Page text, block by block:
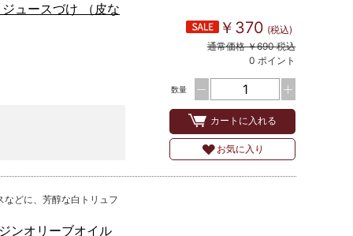
ュースづけ （皮な
￥370 (税込)
通常価格 ￥690 税込
0 ポイント
数量
カートに入れる
お気に入り
どに、芳醇な白トリュフ
ンオリーブオイル